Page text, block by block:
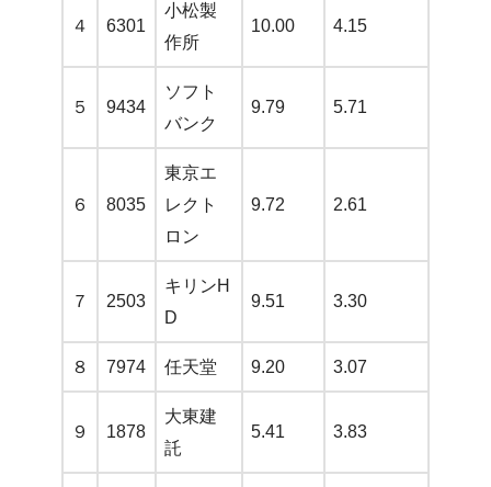
４ 6301
小松製
作所
10.00 4.15
５ 9434
ソフト
バンク
9.79 5.71
６ 8035
東京エ
レクト
ロン
9.72 2.61
７ 2503
キリンH
D
9.51 3.30
８ 7974 任天堂 9.20 3.07
９ 1878
大東建
託
5.41 3.83